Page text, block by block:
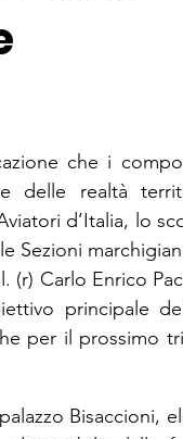
che i
delle realtà
d’Italia, lo
Sezioni
(r) Carlo Enrico
principale
per il prossimo
Bisaccioni,